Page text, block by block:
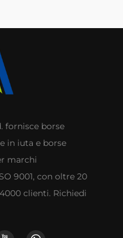
fornisce borse
in iuta e borse
marchi
9001, con oltre 20
clienti. Richiedi